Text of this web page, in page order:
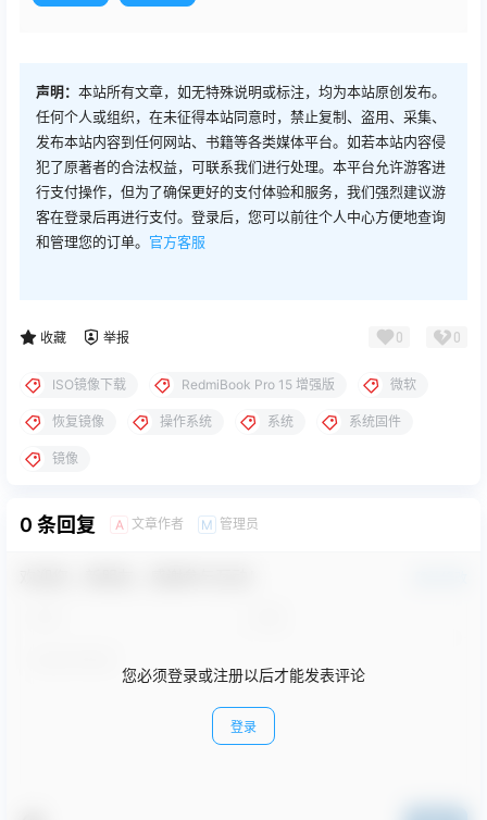
声明： 本站所有文章，如无特殊说明或标注，均为本站原创发布。
任何个人或组织，在未征得本站同意时，禁止复制、盗用、采集、
发布本站内容到任何网站、书籍等各类媒体平台。如若本站内容侵
犯了原著者的合法权益，可联系我们进行处理。本平台允许游客进
行支付操作，但为了确保更好的支付体验和服务，我们强烈建议游
客在登录后再进行支付。登录后，您可以前往个人中心方便地查询
和管理您的订单。 官方客服
收藏 举报 0 0
ISO镜像下载 RedmiBook Pro 15 增强版 微软
恢复镜像 操作系统 系统 系统固件
镜像
0 条回复 A 文章作者 M 管理员
您必须登录或注册以后才能发表评论
登录